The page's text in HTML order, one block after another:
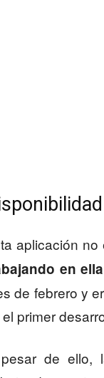
aplicación
en
de febrero y
primer
de ello,